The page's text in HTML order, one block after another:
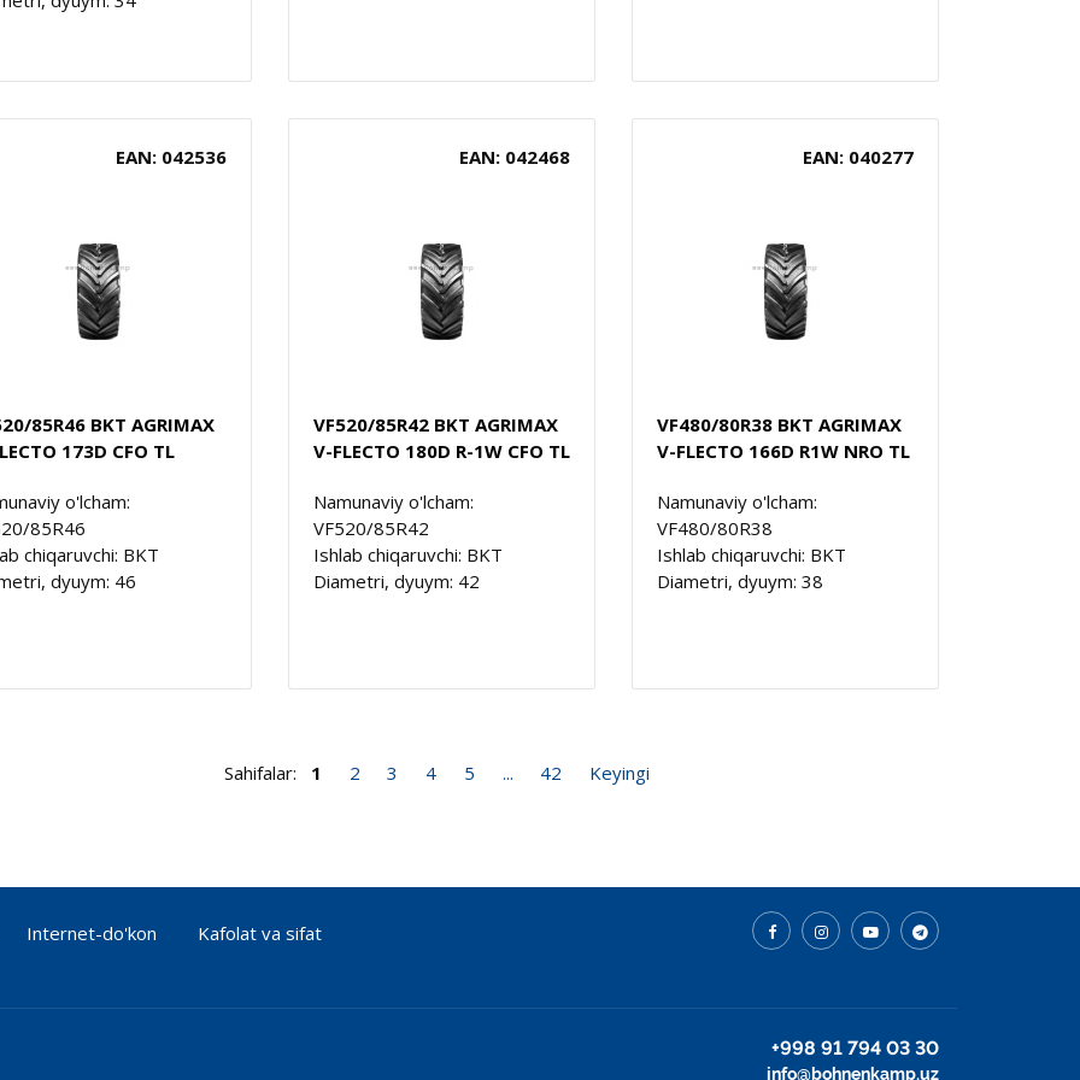
EAN: 042536
85R46 BKT AGRIMAX
173D CFO TL
o'lcham:
85R46
chiqaruvchi: BKT
dyuym: 46
EAN: 042468
VF520/85R42 BKT AGRIMAX
V-FLECTO 180D R-1W CFO TL
Namunaviy o'lcham:
VF520/85R42
Ishlab chiqaruvchi: BKT
Diametri, dyuym: 42
EAN: 040277
VF480/80R38 BKT AGRIMAX
V-FLECTO 166D R1W NRO TL
Namunaviy o'lcham:
VF480/80R38
Ishlab chiqaruvchi: BKT
Diametri, dyuym: 38
Sahifalar: 1 2 3 4 5 ... 42 Keyingi
Internet-do'kon
Kafolat va sifat
+998 91 794 03 30
info@bohnenkamp.uz